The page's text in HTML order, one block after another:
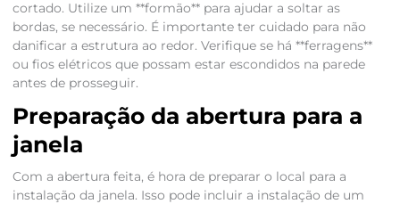
cortado. Utilize um **formão** para ajudar a soltar as
bordas, se necessário. É importante ter cuidado para não
danificar a estrutura ao redor. Verifique se há **ferragens**
ou fios elétricos que possam estar escondidos na parede
antes de prosseguir.
Preparação da abertura para a
janela
Com a abertura feita, é hora de preparar o local para a
instalação da janela. Isso pode incluir a instalação de um